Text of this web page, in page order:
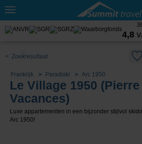
Toggle
4,8
< Zoekresultaat
Frankrijk Paradiski Arc 1950
Le Village 1950
Vacances)
Luxe appartementen in een bijzonder stijlvol
Arc 1950!